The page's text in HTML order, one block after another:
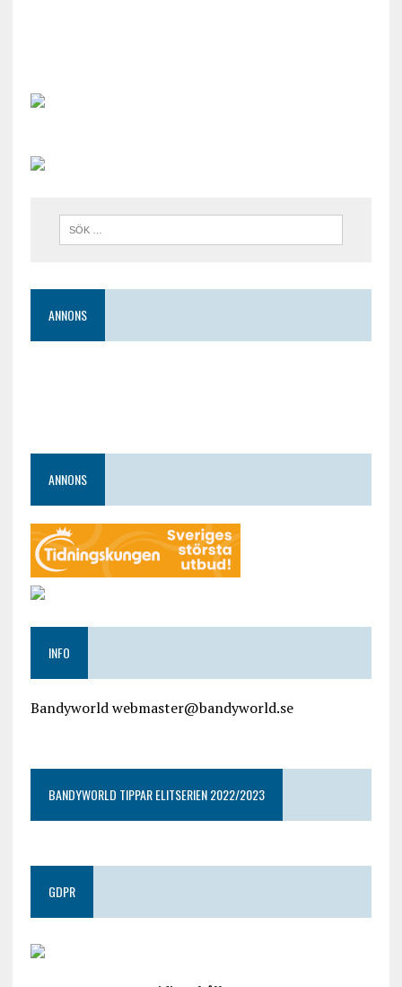
ANNONS
ANNONS
INFO
Bandyworld webmaster@bandyworld.se
BANDYWORLD TIPPAR ELITSERIEN 2022/2023
GDPR